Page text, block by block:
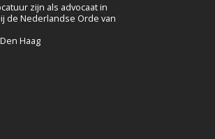
zijn als advocaat in
de Nederlandse Orde van
Haag